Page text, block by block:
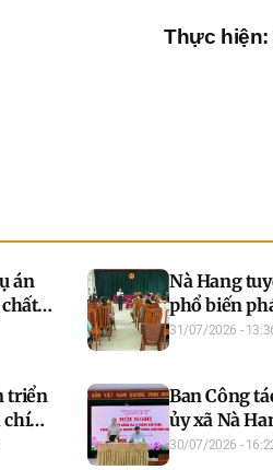
Thực
án
Nà
Nà Hang
phổ biến
lĩnh vực tư
31/07/2026 -
triển
Ban Công
ủy xã Nà
công tác 6
30/07/2026 -